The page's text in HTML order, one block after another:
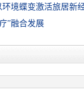
境蝶变激活旅居新
”融合发展